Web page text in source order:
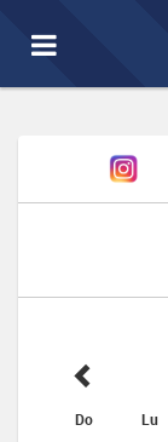
Toggle
navigation
Do Lu